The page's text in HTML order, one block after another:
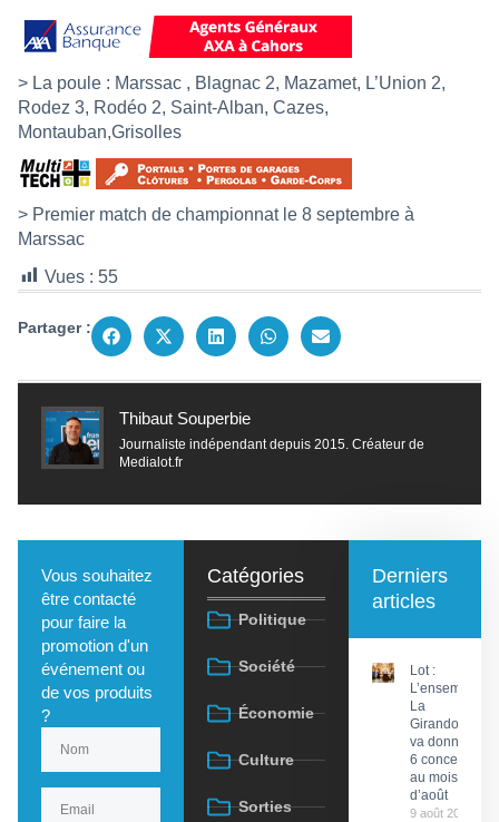
> La poule : Marssac , Blagnac 2, Mazamet, L’Union 2,
Rodez 3, Rodéo 2, Saint-Alban, Cazes,
Montauban,Grisolles
> Premier match de championnat le 8 septembre à
Marssac
Vues : 55
Partager :
Thibaut Souperbie
Journaliste indépendant depuis 2015. Créateur de
Medialot.fr
Vous souhaitez
être contacté
pour faire la
promotion d'un
événement ou
de vos produits
?
Catégories
Politique
Société
Économie
Culture
Sorties
Derniers
articles
Lot :
L’ensemble
La
Girandola
va donner
6 concerts
au mois
d’août
9 août 2026